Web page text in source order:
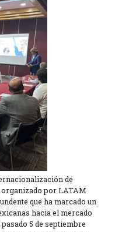
de
por LATAM
que ha marcado un
hacia el mercado
5 de septiembre